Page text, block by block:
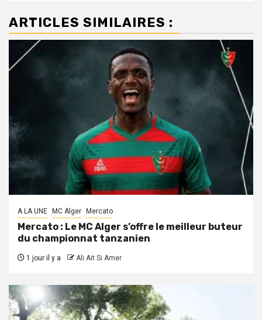
ARTICLES SIMILAIRES :
A LA UNE MC Alger Mercato
Mercato : Le MC Alger s’offre le meilleur buteur
du championnat tanzanien
1 jour il y a Ali Ait Si Amer